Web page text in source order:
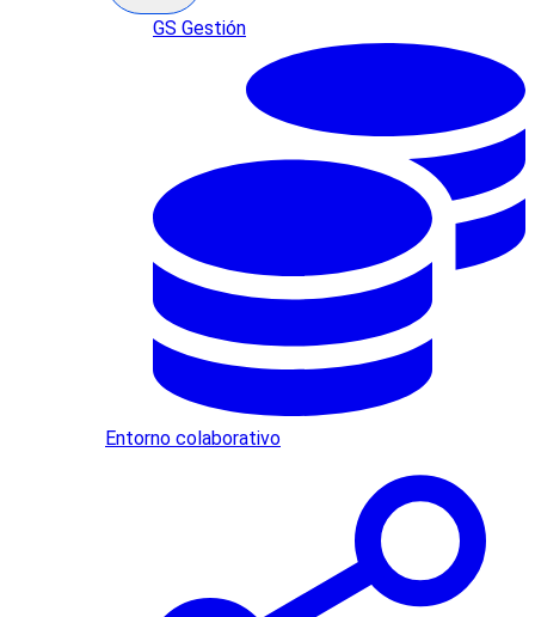
GS Gestión
Entorno colaborativo